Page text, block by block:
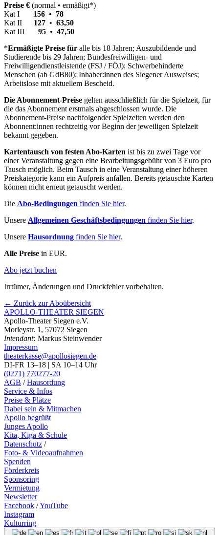
Preise € (normal • ermäßigt*)
Kat I 156 • 78
Kat II 127 • 63,50
Kat III 95 • 47,50
*Ermäßigte Preise für alle bis 18 Jahren; Auszubildende und
Studierende bis 29 Jahren; Bundesfreiwilligen- und
Freiwilligendienstleistende (FSJ / FÖJ); Schwerbehinderte
Menschen (ab GdB80); Inhaber:innen des Siegener Ausweises;
Arbeitslose mit aktuellem Bescheid.
Die Abonnement-Preise gelten ausschließlich für die Spielzeit, für
die das Abonnement erstmals abgeschlossen wurde. Die
Abonnement-Preise nachfolgender Spielzeiten werden den
Abonnent:innen rechtzeitig vor Beginn der jeweiligen Spielzeit
bekannt gegeben.
Kartentausch von festen Abo-Karten ist bis zu zwei Tage vor
einer Veranstaltung gegen eine Bearbeitungsgebühr von 3 Euro pro
Tausch möglich. Beim Tausch in eine Veranstaltung einer höheren
Preiskategorie kann ein Aufpreis anfallen. Bereits getauschte Karten
können nicht erneut getauscht werden.
Die Abo-Bedingungen finden Sie hier.
Unsere Allgemeinen Geschäftsbedingungen finden Sie hier.
Unsere Hausordnung finden Sie hier.
Alle Preise in EUR.
Abo jetzt buchen
Irrtümer, Änderungen und Druckfehler vorbehalten.
← Zurück zur Aboübersicht
APOLLO-THEATER SIEGEN
Apollo-Theater Siegen e.V.
Morleystr. 1, 57072 Siegen
Intendant: Markus Steinwender
Impressum
theaterkasse@apollosiegen.de
DI-FR 13–18 | SA 10–14 Uhr
(0271) 770277-20
AGB /Hausordung
Service & Infos
Preise & Plätze
Dabei sein & Mitmachen
Apollo begrüßt
Junges Apollo
Kita, Kiga & Schule
Datenschutz /
Foto- & Videoaufnahmen
Spenden
Förderkreis
Sponsoring
Vermietung
Newsletter
Facebook /YouTube
Instagram
Kulturring